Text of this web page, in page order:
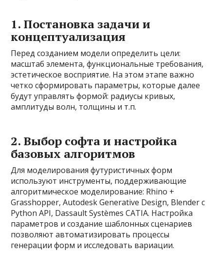
1. Постановка задачи и
концептуализация
Перед созданием модели определить цели:
масштаб элемента, функциональные требования,
эстетическое восприятие. На этом этапе важно
четко сформировать параметры, которые далее
будут управлять формой: радиусы кривых,
амплитуды волн, толщины и т.п.
2. Выбор софта и настройка
базовых алгоритмов
Для моделирования футуристичных форм
используют инструменты, поддерживающие
алгоритмическое моделирование: Rhino +
Grasshopper, Autodesk Generative Design, Blender с
Python API, Dassault Systèmes CATIA. Настройка
параметров и создание шаблонных сценариев
позволяют автоматизировать процессы
генерации форм и исследовать вариации.